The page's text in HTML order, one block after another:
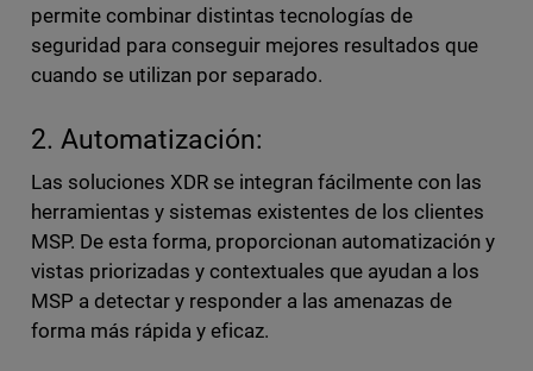
permite combinar distintas tecnologías de
seguridad para conseguir mejores resultados que
cuando se utilizan por separado.
2. Automatización:
Las soluciones XDR se integran fácilmente con las
herramientas y sistemas existentes de los clientes
MSP. De esta forma, proporcionan automatización y
vistas priorizadas y contextuales que ayudan a los
MSP a detectar y responder a las amenazas de
forma más rápida y eficaz.